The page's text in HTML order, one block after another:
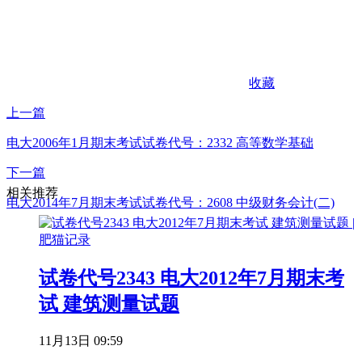
收藏
上一篇
电大2006年1月期末考试试卷代号：2332 高等数学基础
下一篇
电大2014年7月期末考试试卷代号：2608 中级财务会计(二)
相关推荐
试卷代号2343 电大2012年7月期末考
试 建筑测量试题
11月13日 09:59